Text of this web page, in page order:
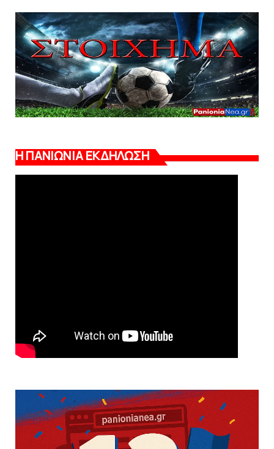
Η ΠΑΝΙΩΝΙΑ ΕΚΔΗΛΩΣΗ